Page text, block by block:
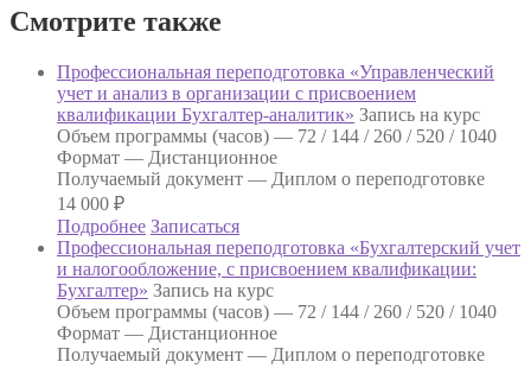
и
учет
предприятиях
малого
бизнеса
индивидуальных
предпринимателей
(ИП)
присвоением
квалификации
Бухгалтер»
Смотрите также
Профессиональная переподготовка «Управленческий
учет и анализ в организации с присвоением
квалификации Бухгалтер-аналитик» Запись на курс
Объем программы (часов) — 72 / 144 / 260 / 520 / 1040
Формат — Дистанционное
Получаемый документ — Диплом о переподготовке
14 000 ₽
Подробнее Записаться
Профессиональная переподготовка «Бухгалтерский учет
и налогообложение, с присвоением квалификации:
Бухгалтер» Запись на курс
Объем программы (часов) — 72 / 144 / 260 / 520 / 1040
Формат — Дистанционное
Получаемый документ — Диплом о переподготовке